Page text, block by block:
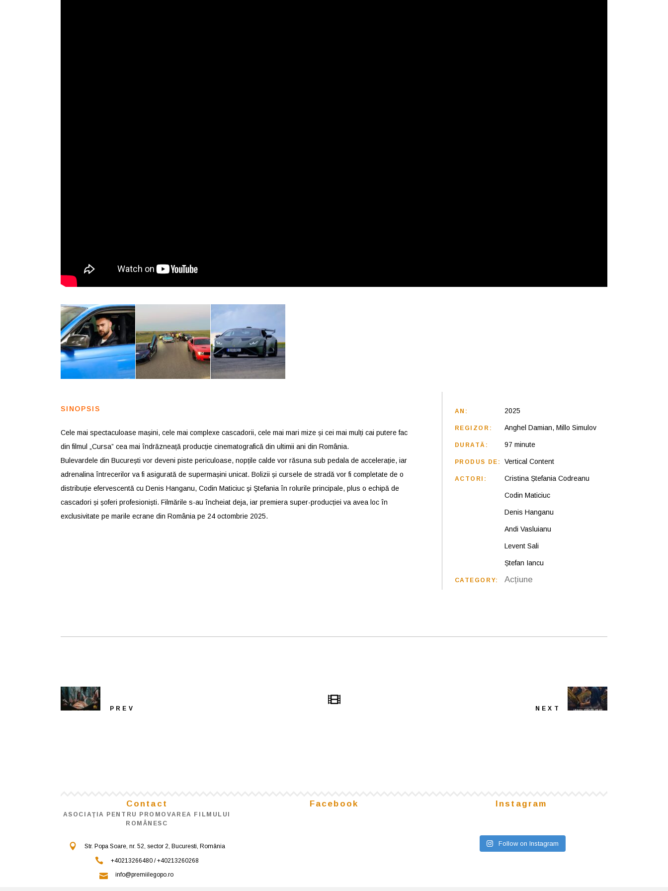
SINOPSIS
Cele mai spectaculoase mașini, cele mai complexe cascadorii, cele mai mari mize și cei mai mulți cai putere fac
din filmul „Cursa” cea mai îndrăzneață producție cinematografică din ultimii ani din România.
Bulevardele din București vor deveni piste periculoase, nopțile calde vor răsuna sub pedala de accelerație, iar
adrenalina întrecerilor va fi asigurată de supermașini unicat. Bolizii și cursele de stradă vor fi completate de o
distribuție efervescentă cu Denis Hanganu, Codin Maticiuc şi Ştefania în rolurile principale, plus o echipă de
cascadori și șoferi profesioniști. Filmările s-au încheiat deja, iar premiera super-producției va avea loc în
exclusivitate pe marile ecrane din România pe 24 octombrie 2025.
AN: 2025
REGIZOR: Anghel Damian, Millo Simulov
DURATĂ: 97 minute
PRODUS DE: Vertical Content
ACTORI: Cristina Ștefania Codreanu
Codin Maticiuc
Denis Hanganu
Andi Vasluianu
Levent Sali
Ștefan Iancu
CATEGORY: Acțiune
PREV NEXT
Contact
ASOCIAŢIA PENTRU PROMOVAREA FILMULUI
ROMÂNESC
Str. Popa Soare, nr. 52, sector 2, Bucuresti, România
+40213266480 / +40213260268
info@premiilegopo.ro
Facebook Instagram
Follow on Instagram